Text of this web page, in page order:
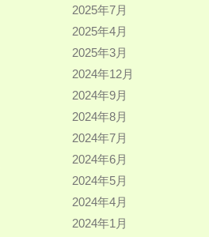
2025年7月
2025年4月
2025年3月
2024年12月
2024年9月
2024年8月
2024年7月
2024年6月
2024年5月
2024年4月
2024年1月